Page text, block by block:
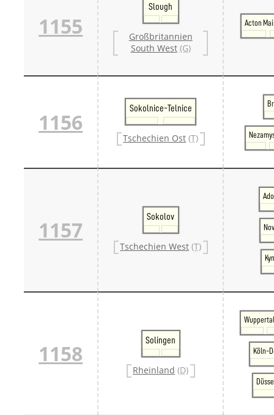
1155
Slough
Großbritannien
South West (G)
Acton
1156
Sokolnice-Telnice
Tschechien Ost (T)
1157
Sokolov
Tschechien West (T)
1158
Solingen
Rheinland (D)
Köln-